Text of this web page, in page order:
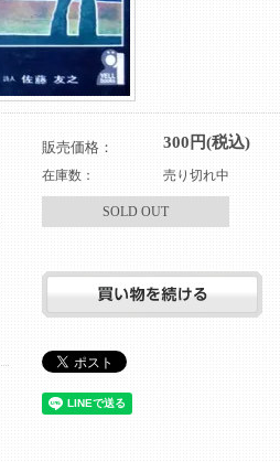
販売価格： 300円(税込)
在庫数： 売り切れ中
SOLD OUT